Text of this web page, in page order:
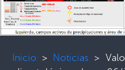
Inicio > Noticias >